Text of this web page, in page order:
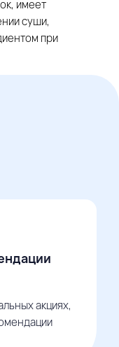
имеет
суши,
при
акциях,